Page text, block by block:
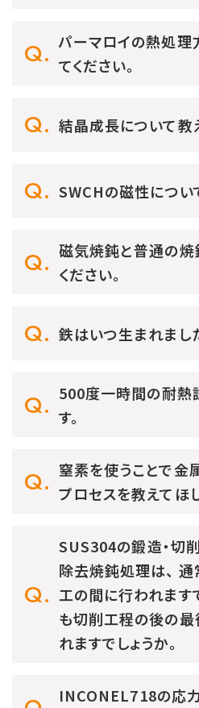
パーマロイの熱処理
てください。
結晶成長について教
SWCHの磁性につい
磁気焼鈍と普通の焼
ください。
鉄はいつ生まれまし
500度一時間の耐熱
す。
窒素を使うことで金
プロセスを教えてほ
SUS304の鍛造・切
除去焼鈍処理は、 通
工の間に行われます
も切削工程の後の
れますでしょうか。
INCONEL718の応